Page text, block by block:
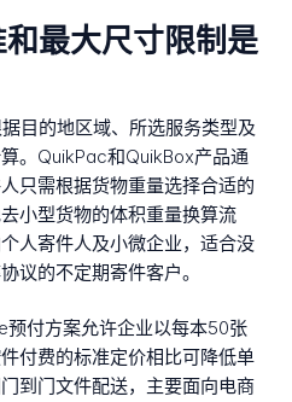
最大尺寸限制是
目的地区域、所选服务类型及
。QuikPac和QuikBox产品通
只需根据货物重量选择合适的
小型货物的体积重量换算流
人寄件人及小微企业，适合没
议的不定期寄件客户。
付方案允许企业以每本50张
付费的标准定价相比可降低单
到门文件配送，主要面向电商